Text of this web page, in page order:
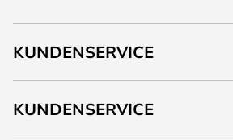
KUNDENSERVICE
KUNDENSERVICE